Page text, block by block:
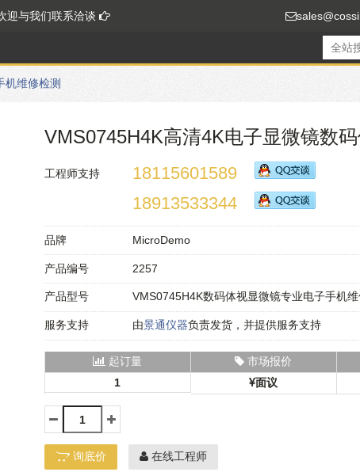
迎与我们联系洽谈
机维修检测
VMS0745H4K高清4K电子显微镜数
工程师支持
18115601589
18913533344
品牌 MicroDemo
产品编号 2257
产品型号 VMS0745H4K数码体视显微镜专业电子手机维
服务支持 由景通仪器负责发货，并提供服务支持
起订量 市场报价
1
面议
询底价 在线工程师